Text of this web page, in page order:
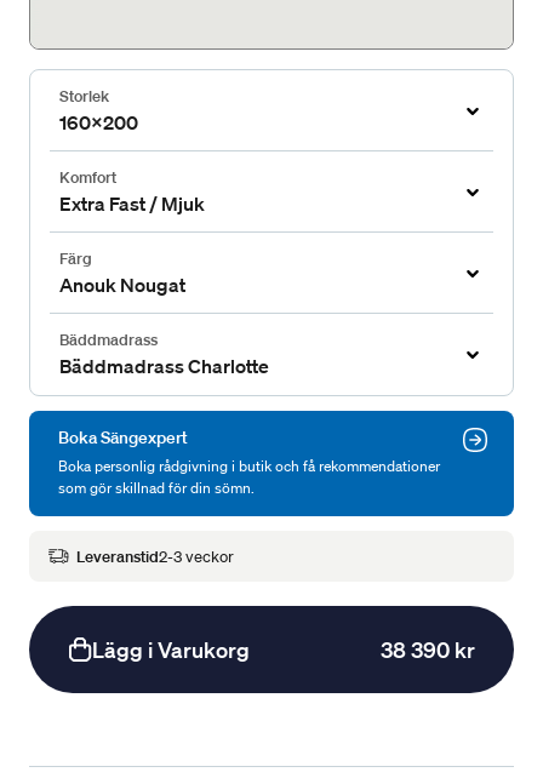
Storlek
160x200
Komfort
Extra Fast / Mjuk
Färg
Anouk Nougat
Bäddmadrass
Bäddmadrass Charlotte
Boka Sängexpert
Boka personlig rådgivning i butik och få rekommendationer
som gör skillnad för din sömn.
Leveranstid2-3 veckor
Lägg i Varukorg 38 390 kr